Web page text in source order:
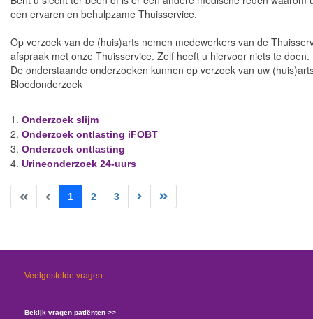
een ervaren en behulpzame Thuisservice.
Op verzoek van de (huis)arts nemen medewerkers van de
afspraak met onze Thuisservice. Zelf hoeft u hiervoor niets te doen.
De onderstaande onderzoeken kunnen op verzoek van uw
Bloedonderzoek
Onderzoek slijm
Onderzoek ontlasting iFOBT
Onderzoek ontlasting
Urineonderzoek 24-uurs
1 2 3
Veelgestelde vragen
Bekijk vragen patiënten >>